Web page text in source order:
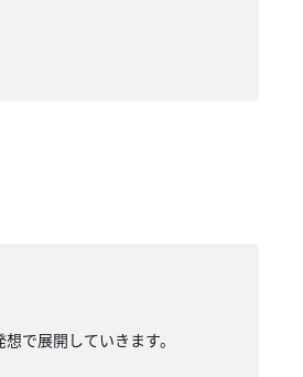
で展開していきます。